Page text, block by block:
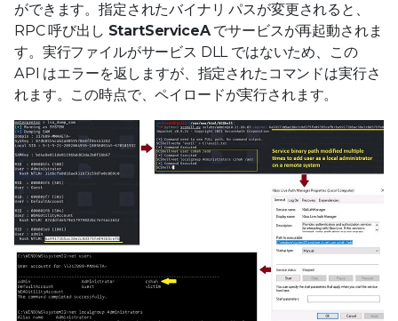
ができます。指定されたバイナリ パスが変更されると、
RPC 呼び出し StartServiceAでサービスが再起動されま
す。実行ファイルがサービス DLL ではないため、この
API はエラーを返しますが、指定されたコマンドは実行さ
れます。この時点で、ペイロードが実行されます。